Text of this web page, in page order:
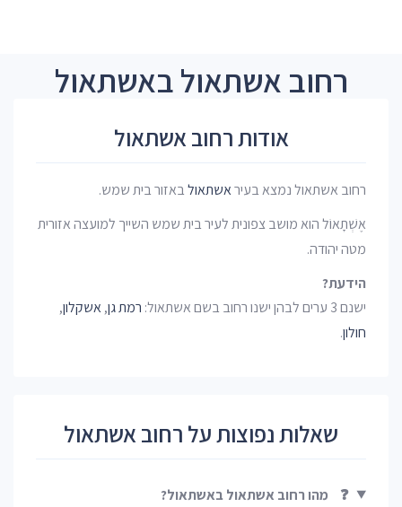
רחוב אשתאול באשתאול
אודות רחוב אשתאול
רחוב אשתאול נמצא בעיראשתאולבאזור בית שמש.
אֶשְׁתָאוֹל הוא מושב צפונית לעיר בית שמש השייך למועצה אזורית
מטה יהודה.
הידעת?
ישנם 3 ערים לבהן ישנו רחוב בשם אשתאול:
רמת גן,אשקלון,
חולון.
שאלות נפוצות על רחוב אשתאול
❓ מהו רחוב אשתאול באשתאול?